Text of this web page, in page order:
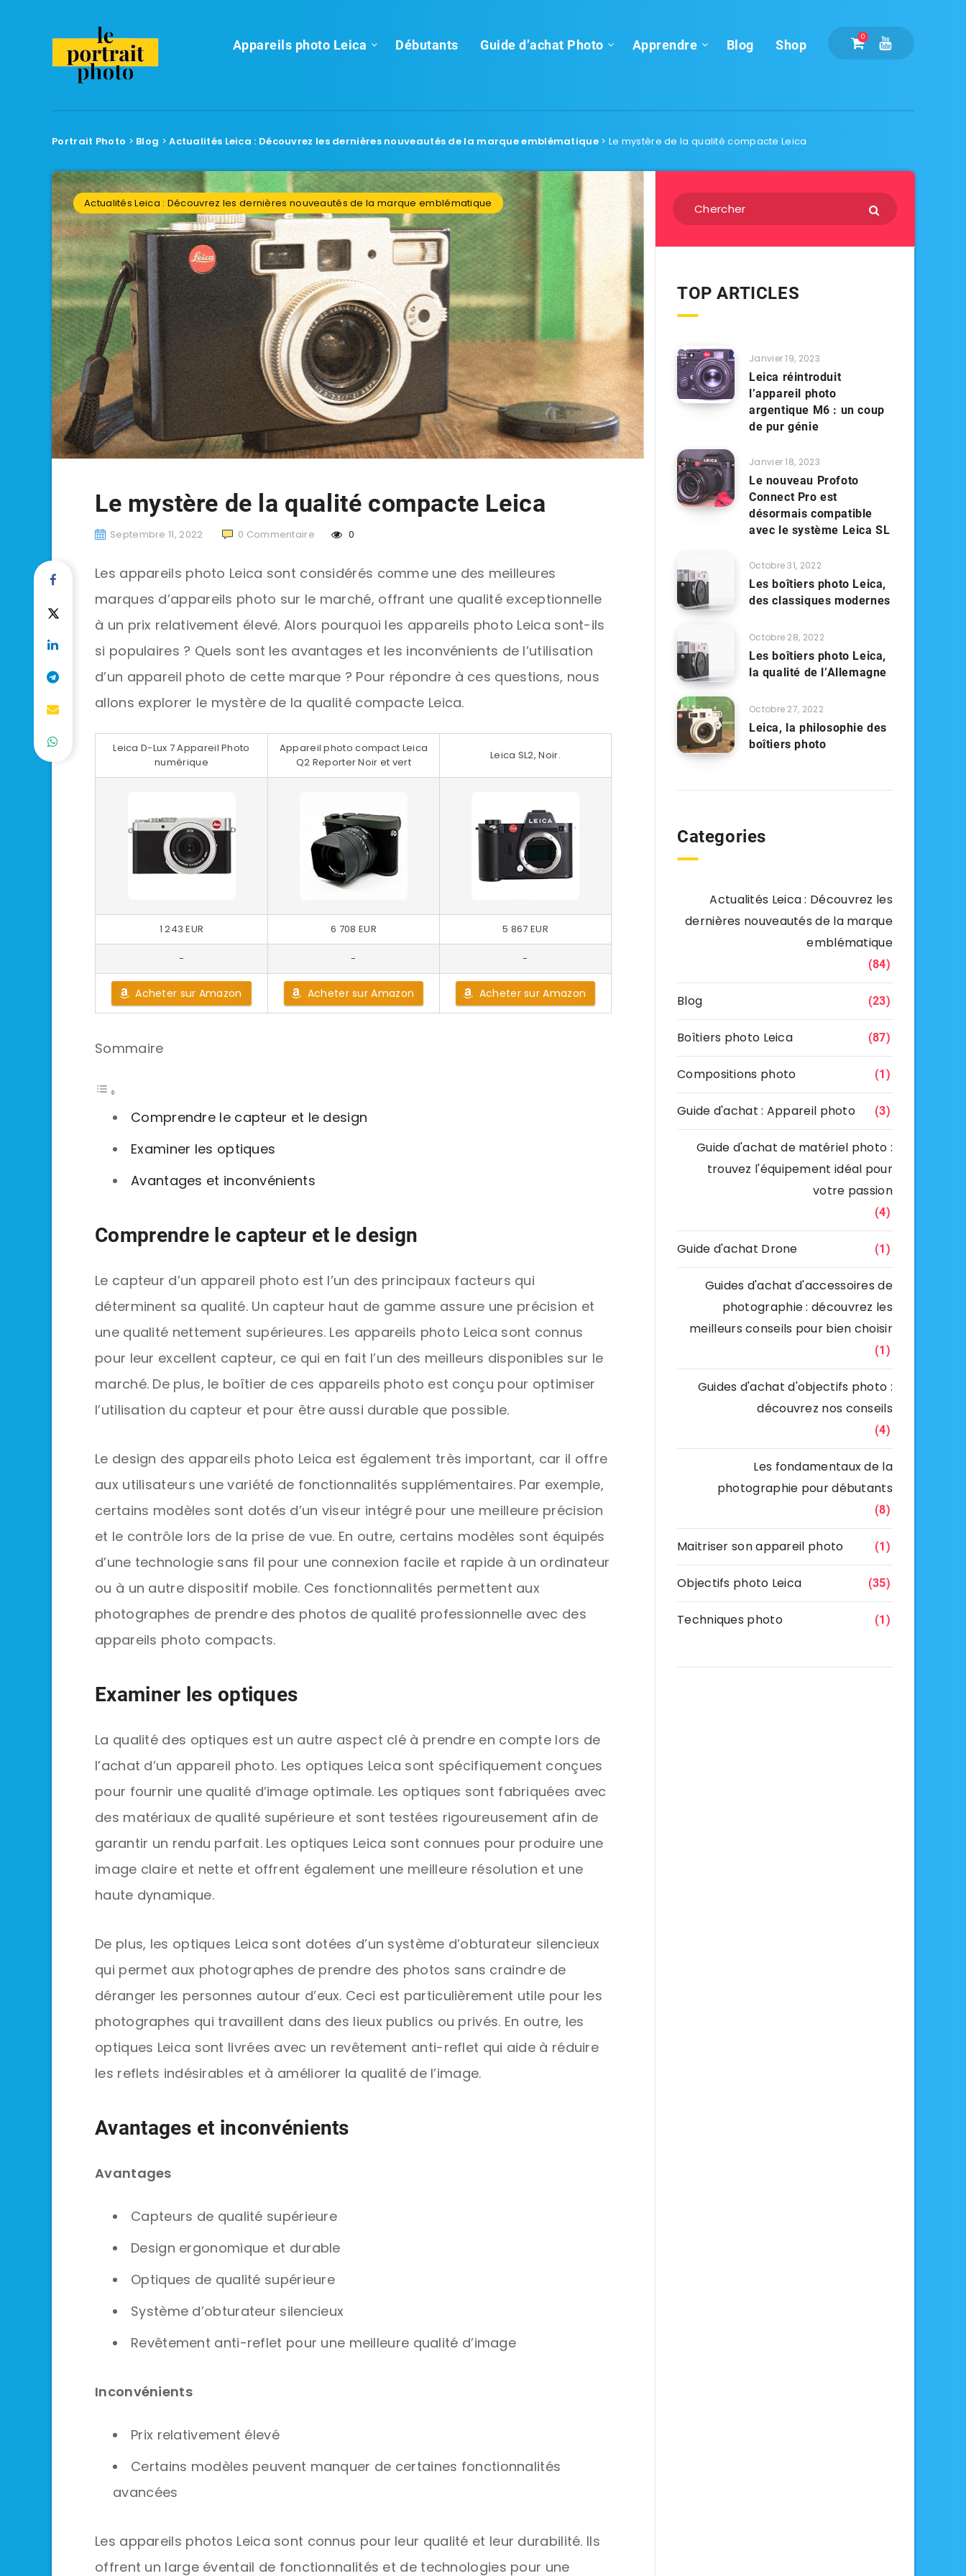
0
Appareils photo Leica Débutants Guide d’achat Photo Apprendre Blog Shop
Portrait Photo > Blog >Actualités Leica : Découvrez les dernières nouveautés de la marque emblématique> Le mystère de la qualité compacte Leica
Actualités Leica : Découvrez les dernières nouveautés de la marque emblématique
Le mystère de la qualité compacte Leica
Septembre 11, 2022 0 Commentaire 0
Les appareils photo Leica sont considérés comme une des meilleures
marques d’appareils photo sur le marché, offrant une qualité exceptionnelle
à un prix relativement élevé. Alors pourquoi les appareils photo Leica sont-ils
si populaires ? Quels sont les avantages et les inconvénients de l’utilisation
d’un appareil photo de cette marque ? Pour répondre à ces questions, nous
allons explorer le mystère de la qualité compacte Leica.
Leica D-Lux 7 Appareil Photo
numérique
Appareil photo compact Leica
Q2 Reporter Noir et vert
Leica SL2, Noir.
1 243 EUR 6 708 EUR 5 867 EUR
- - -
Acheter sur Amazon Acheter sur Amazon Acheter sur Amazon
Sommaire
Comprendre le capteur et le design
Examiner les optiques
Avantages et inconvénients
Comprendre le capteur et le design
Le capteur d’un appareil photo est l’un des principaux facteurs qui
déterminent sa qualité. Un capteur haut de gamme assure une précision et
une qualité nettement supérieures. Les appareils photo Leica sont connus
pour leur excellent capteur, ce qui en fait l’un des meilleurs disponibles sur le
marché. De plus, le boîtier de ces appareils photo est conçu pour optimiser
l’utilisation du capteur et pour être aussi durable que possible.
Le design des appareils photo Leica est également très important, car il offre
aux utilisateurs une variété de fonctionnalités supplémentaires. Par exemple,
certains modèles sont dotés d’un viseur intégré pour une meilleure précision
et le contrôle lors de la prise de vue. En outre, certains modèles sont équipés
d’une technologie sans fil pour une connexion facile et rapide à un ordinateur
ou à un autre dispositif mobile. Ces fonctionnalités permettent aux
photographes de prendre des photos de qualité professionnelle avec des
appareils photo compacts.
Examiner les optiques
La qualité des optiques est un autre aspect clé à prendre en compte lors de
l’achat d’un appareil photo. Les optiques Leica sont spécifiquement conçues
pour fournir une qualité d’image optimale. Les optiques sont fabriquées avec
des matériaux de qualité supérieure et sont testées rigoureusement afin de
garantir un rendu parfait. Les optiques Leica sont connues pour produire une
image claire et nette et offrent également une meilleure résolution et une
haute dynamique.
De plus, les optiques Leica sont dotées d’un système d’obturateur silencieux
qui permet aux photographes de prendre des photos sans craindre de
déranger les personnes autour d’eux. Ceci est particulièrement utile pour les
photographes qui travaillent dans des lieux publics ou privés. En outre, les
optiques Leica sont livrées avec un revêtement anti-reflet qui aide à réduire
les reflets indésirables et à améliorer la qualité de l’image.
Avantages et inconvénients
Avantages
Capteurs de qualité supérieure
Design ergonomique et durable
Optiques de qualité supérieure
Système d’obturateur silencieux
Revêtement anti-reflet pour une meilleure qualité d’image
Inconvénients
Prix relativement élevé
Certains modèles peuvent manquer de certaines fonctionnalités
avancées
Les appareils photos Leica sont connus pour leur qualité et leur durabilité. Ils
offrent un large éventail de fonctionnalités et de technologies pour une
TOP ARTICLES
Janvier 19, 2023
Leica réintroduit
l’appareil photo
argentique M6 : un coup
de pur génie
Janvier 18, 2023
Le nouveau Profoto
Connect Pro est
désormais compatible
avec le système Leica SL
Octobre 31, 2022
Les boîtiers photo Leica,
des classiques modernes
Octobre 28, 2022
Les boîtiers photo Leica,
la qualité de l’Allemagne
Octobre 27, 2022
Leica, la philosophie des
boîtiers photo
Categories
Actualités Leica : Découvrez les
dernières nouveautés de la marque
emblématique
(84)
Blog (23)
Boîtiers photo Leica (87)
Compositions photo (1)
Guide d'achat : Appareil photo (3)
Guide d'achat de matériel photo :
trouvez l'équipement idéal pour
votre passion
(4)
Guide d'achat Drone (1)
Guides d'achat d'accessoires de
photographie : découvrez les
meilleurs conseils pour bien choisir
(1)
Guides d'achat d'objectifs photo :
découvrez nos conseils
(4)
Les fondamentaux de la
photographie pour débutants
(8)
Maitriser son appareil photo (1)
Objectifs photo Leica (35)
Techniques photo (1)